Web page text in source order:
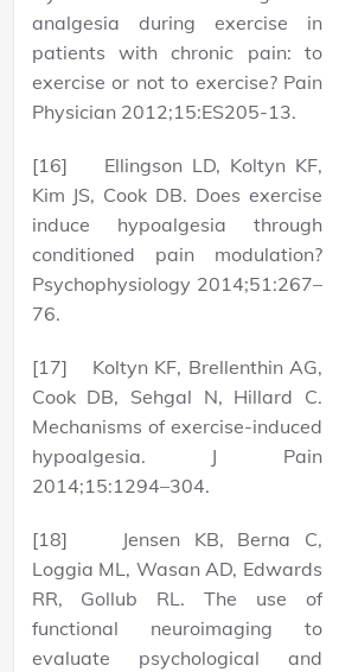
analgesia during exercise in
patients with chronic pain: to
exercise or not to exercise? Pain
Physician 2012;15:ES205-13.
[16] Ellingson LD, Koltyn KF,
Kim JS, Cook DB. Does exercise
induce hypoalgesia through
conditioned pain modulation?
Psychophysiology 2014;51:267–
76.
[17] Koltyn KF, Brellenthin AG,
Cook DB, Sehgal N, Hillard C.
Mechanisms of exercise-induced
hypoalgesia. J Pain
2014;15:1294–304.
[18] Jensen KB, Berna C,
Loggia ML, Wasan AD, Edwards
RR, Gollub RL. The use of
functional neuroimaging to
evaluate psychological and